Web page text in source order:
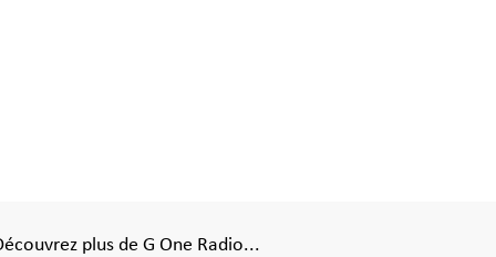
plus de G One Radio...